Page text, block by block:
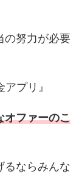
の努力が必要
プリ』
オファーのこ
るならみんな